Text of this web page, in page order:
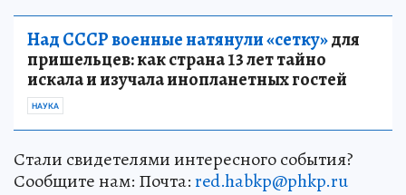
Над СССР военные натянули «сетку»для
пришельцев: как страна 13 лет тайно
искала и изучала инопланетных гостей
НАУКА
Стали свидетелями интересного события?
Сообщите нам: Почта:red.habkp@phkp.ru